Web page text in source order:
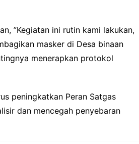
”Kegiatan ini rutin kami lakukan,
masker di Desa binaan
menerapkan protokol
peningkatkan Peran Satgas
dan mencegah penyebaran